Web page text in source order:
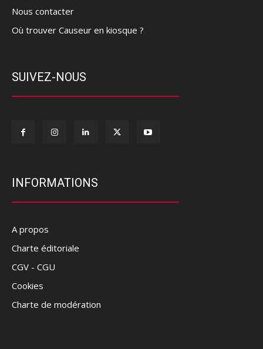
Nous contacter
Où trouver Causeur en kiosque ?
SUIVEZ-NOUS
INFORMATIONS
A propos
Charte éditoriale
CGV - CGU
Cookies
Charte de modération